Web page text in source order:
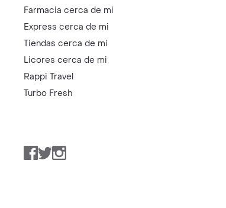
Farmacia cerca de mi
Express cerca de mi
Tiendas cerca de mi
Licores cerca de mi
Rappi Travel
Turbo Fresh
Facebook
TwitterInstagram